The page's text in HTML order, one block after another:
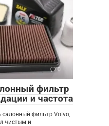
0
фильтр
и частота
салонный фильтр Volvo,
чистым и